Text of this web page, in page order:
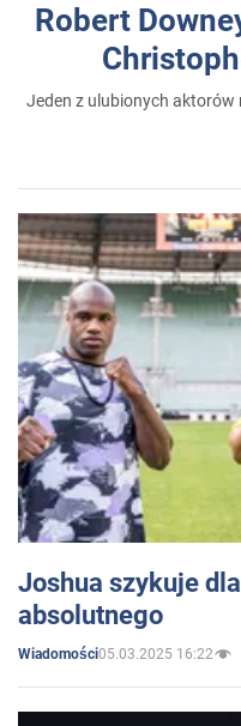
Robert
Jeden z ulubionych aktorów
Joshua szykuje
absolutnego
Wiadomości05.03.2025 16:22